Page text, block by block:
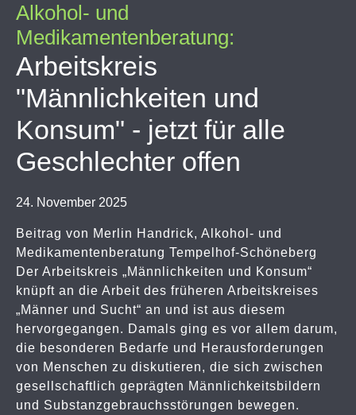
Alkohol- und
Medikamentenberatung:
Arbeitskreis
"Männlichkeiten und
Konsum" - jetzt für alle
Geschlechter offen
24. November 2025
Beitrag von Merlin Handrick, Alkohol- und
Medikamentenberatung Tempelhof-Schöneberg
Der Arbeitskreis „Männlichkeiten und Konsum“
knüpft an die Arbeit des früheren Arbeitskreises
„Männer und Sucht“ an und ist aus diesem
hervorgegangen. Damals ging es vor allem darum,
die besonderen Bedarfe und Herausforderungen
von Menschen zu diskutieren, die sich zwischen
gesellschaftlich geprägten Männlichkeitsbildern
und Substanzgebrauchsstörungen bewegen.